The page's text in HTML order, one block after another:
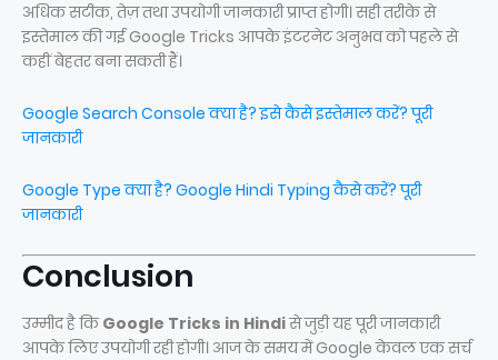
अधिक सटीक, तेज़ तथा उपयोगी जानकारी प्राप्त होगी। सही तरीके से
इस्तेमाल की गई Google Tricks आपके इंटरनेट अनुभव को पहले से
कहीं बेहतर बना सकती हैं।
Google Search Console क्या है? इसे कैसे इस्तेमाल करें? पूरी
जानकारी
Google Type क्या है? Google Hindi Typing कैसे करें? पूरी
जानकारी
Conclusion
उम्मीद है किGoogle Tricks in Hindiसे जुड़ी यह पूरी जानकारी
आपके लिए उपयोगी रही होगी। आज के समय में Google केवल एक सर्च